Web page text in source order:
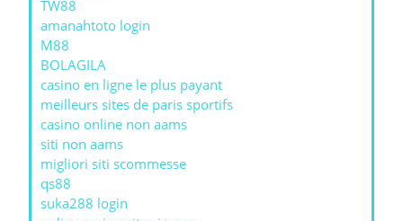
TW88
amanahtoto login
M88
BOLAGILA
casino en ligne le plus payant
meilleurs sites de paris sportifs
casino online non aams
siti non aams
migliori siti scommesse
qs88
suka288 login